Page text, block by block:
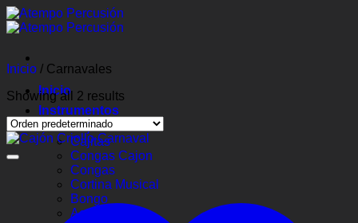
Saltar
al
Inicio
Instrumentos
Cajones
Cajitas
Congas Cajon
Congas
Cortina Musical
Bongo
Accesorios
Inicio / Carnavales
Showing all 2 results